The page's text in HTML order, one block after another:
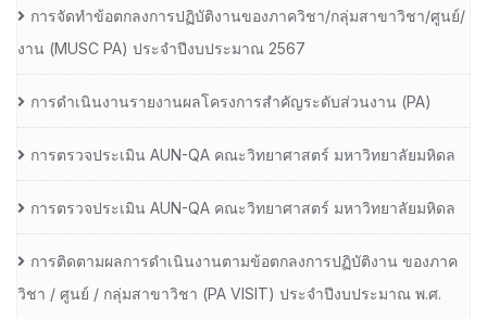
การจัดทำข้อตกลงการปฏิบัติงานของภาควิชา/กลุ่มสาขาวิชา/ศูนย์/
งาน (MUSC PA) ประจำปีงบประมาณ 2567
การดำเนินงานรายงานผลโครงการสำคัญระดับส่วนงาน (PA)
การตรวจประเมิน AUN-QA คณะวิทยาศาสตร์ มหาวิทยาลัยมหิดล
การตรวจประเมิน AUN-QA คณะวิทยาศาสตร์ มหาวิทยาลัยมหิดล
การติดตามผลการดำเนินงานตามข้อตกลงการปฏิบัติงาน ของภาค
วิชา / ศูนย์ / กลุ่มสาขาวิชา (PA VISIT) ประจำปีงบประมาณ พ.ศ.​